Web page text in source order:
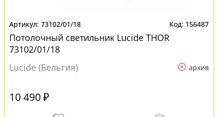
73102/01/18 156487
Потолочный светильник Lucide THOR
73102/01/18
Lucide (Бельгия)
архив
10 490 ₽